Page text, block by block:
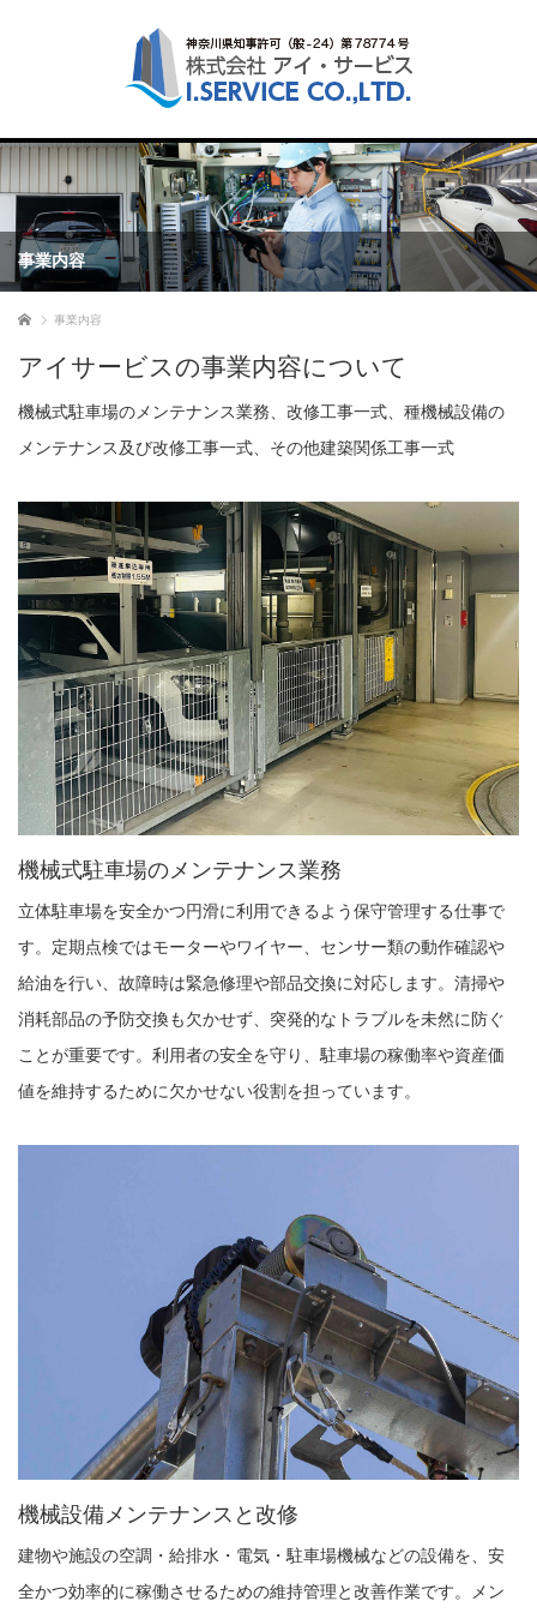
事業内容
ホーム 事業内容
アイサービスの事業内容について
機械式駐車場のメンテナンス業務、改修工事一式、種機械設備の
メンテナンス及び改修工事一式、その他建築関係工事一式
機械式駐車場のメンテナンス業務
立体駐車場を安全かつ円滑に利用できるよう保守管理する仕事で
す。定期点検ではモーターやワイヤー、センサー類の動作確認や
給油を行い、故障時は緊急修理や部品交換に対応します。清掃や
消耗部品の予防交換も欠かせず、突発的なトラブルを未然に防ぐ
ことが重要です。利用者の安全を守り、駐車場の稼働率や資産価
値を維持するために欠かせない役割を担っています。
機械設備メンテナンスと改修
建物や施設の空調・給排水・電気・駐車場機械などの設備を、安
全かつ効率的に稼働させるための維持管理と改善作業です。メン